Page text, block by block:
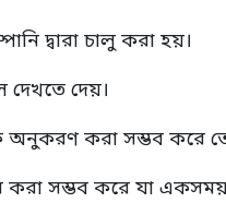
দ্বারা চালু করা হয়।
দেয়।
অনুকরণ করা সম্ভব করে
করা সম্ভব করে যা